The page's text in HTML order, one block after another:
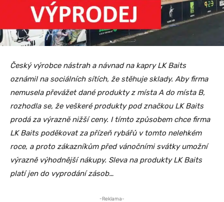
Český výrobce nástrah a návnad na kapry LK Baits
oznámil na sociálních sítích, že stěhuje sklady. Aby firma
nemusela převážet dané produkty z místa A do místa B,
rozhodla se, že veškeré produkty pod značkou LK Baits
prodá za výrazně nižší ceny. I tímto způsobem chce firma
LK Baits poděkovat za přízeň rybářů v tomto nelehkém
roce, a proto zákazníkům před vánočními svátky umožní
výrazně výhodnější nákupy. Sleva na produkty LK Baits
platí jen do vyprodání zásob…
-Reklama-